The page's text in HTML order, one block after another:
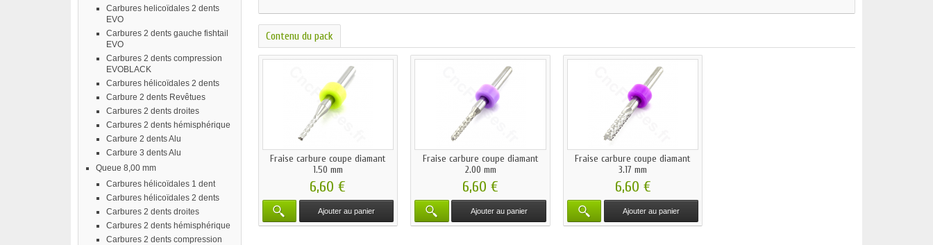
Carbures helicoïdales 2 dents
EVO
Carbures 2 dents gauche fishtail
EVO
Carbures 2 dents compression
EVOBLACK
Carbures hélicoïdales 2 dents
Carbure 2 dents Revêtues
Carbures 2 dents droites
Carbures 2 dents hémisphérique
Carbure 2 dents Alu
Carbure 3 dents Alu
Queue 8,00 mm
Carbures hélicoïdales 1 dent
Carbures hélicoïdales 2 dents
Carbures 2 dents droites
Carbures 2 dents hémisphérique
Carbures 2 dents compression
Contenu du pack
Fraise carbure coupe diamant
1.50 mm
6,60 €
Ajouter au panier
Fraise carbure coupe diamant
2.00 mm
6,60 €
Ajouter au panier
Fraise carbure coupe diamant
3.17 mm
6,60 €
Ajouter au panier